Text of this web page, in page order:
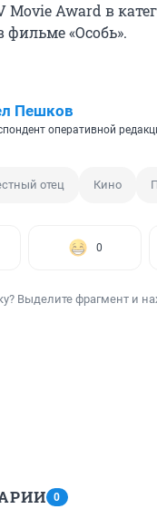
Award в
«Особь».
Пешков
оперативной
отец Кино
0
Выделите фрагмент и
0